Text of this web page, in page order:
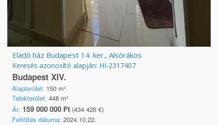
Eladó ház Budapest 14. ker., Alsórákos
Keresés azonosító alapján: HI-2317407
Budapest XIV.
Alapterület: 150 m²
Telekterület: 448 m²
Ár: 159 000 000 Ft (434 426 €)
Feltöltés dátuma: 2024.10.22.